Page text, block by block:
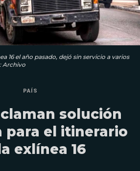
16 el año pasado, dejó sin servicio a varios
Archivo
PAÍS
solución
para el itinerario
exlínea 16